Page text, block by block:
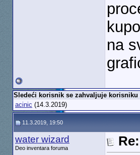
na
Sledeći korisnik se zahvaljuje korisniku
acinic (14.3.2019)
11.3.2019, 19:50
water wizard
Deo inventara foruma